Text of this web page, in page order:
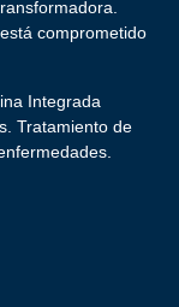
comprometido
Integrada
Tratamiento de